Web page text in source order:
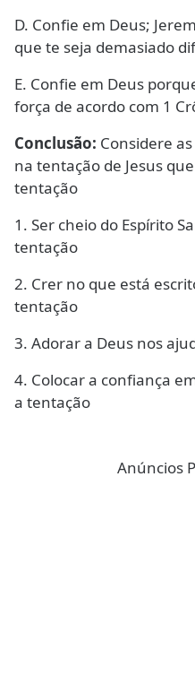
D. Confie em Deus;
que te seja demasiado
E. Confie em Deus
força de acordo com 1
Conclusão: Considere
na tentação de Jesus
tentação
1. Ser cheio do Espírito
tentação
2. Crer no que está
tentação
3. Adorar a Deus nos
4. Colocar a confiança
a tentação
Anúncios